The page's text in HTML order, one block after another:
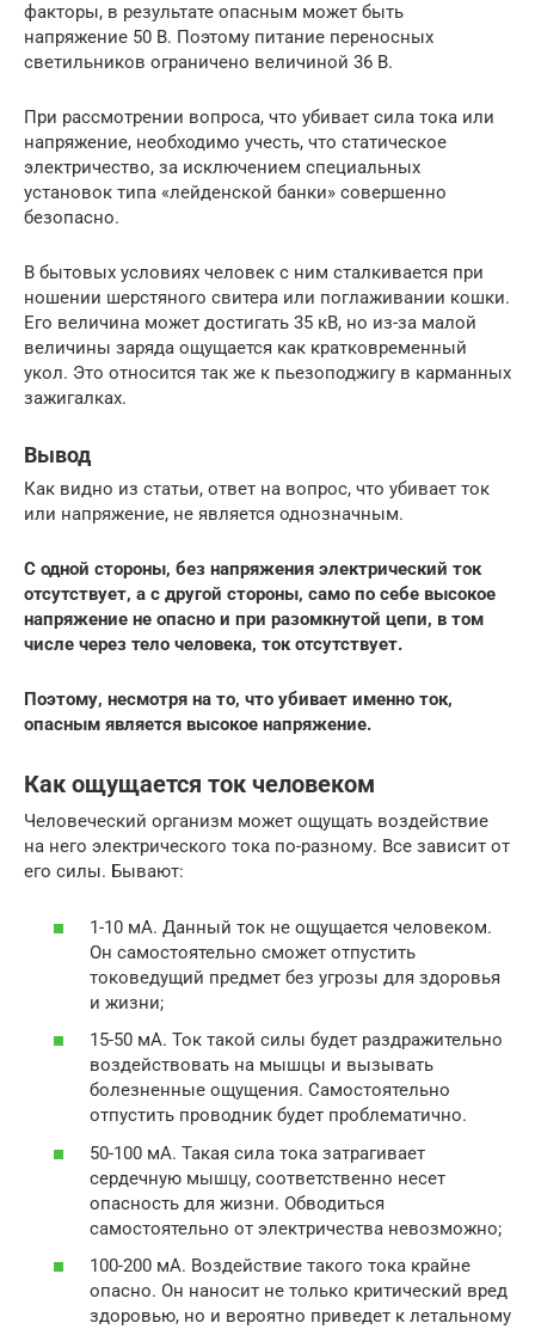
факторы, в результате опасным может быть
напряжение 50 В. Поэтому питание переносных
светильников ограничено величиной 36 В.
При рассмотрении вопроса, что убивает сила тока или
напряжение, необходимо учесть, что статическое
электричество, за исключением специальных
установок типа «лейденской банки» совершенно
безопасно.
В бытовых условиях человек с ним сталкивается при
ношении шерстяного свитера или поглаживании кошки.
Его величина может достигать 35 кВ, но из-за малой
величины заряда ощущается как кратковременный
укол. Это относится так же к пьезоподжигу в карманных
зажигалках.
Вывод
Как видно из статьи, ответ на вопрос, что убивает ток
или напряжение, не является однозначным.
С одной стороны, без напряжения электрический ток
отсутствует, а с другой стороны, само по себе высокое
напряжение не опасно и при разомкнутой цепи, в том
числе через тело человека, ток отсутствует.
Поэтому, несмотря на то, что убивает именно ток,
опасным является высокое напряжение.
Как ощущается ток человеком
Человеческий организм может ощущать воздействие
на него электрического тока по-разному. Все зависит от
его силы. Бывают:
1-10 мА. Данный ток не ощущается человеком.
Он самостоятельно сможет отпустить
токоведущий предмет без угрозы для здоровья
и жизни;
15-50 мА. Ток такой силы будет раздражительно
воздействовать на мышцы и вызывать
болезненные ощущения. Самостоятельно
отпустить проводник будет проблематично.
50-100 мА. Такая сила тока затрагивает
сердечную мышцу, соответственно несет
опасность для жизни. Обводиться
самостоятельно от электричества невозможно;
100-200 мА. Воздействие такого тока крайне
опасно. Он наносит не только критический вред
здоровью, но и вероятно приведет к летальному